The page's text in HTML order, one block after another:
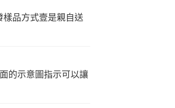
品方式壹是親自送
的示意圖指示可以讓